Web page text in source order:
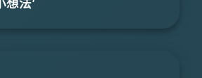
想法’